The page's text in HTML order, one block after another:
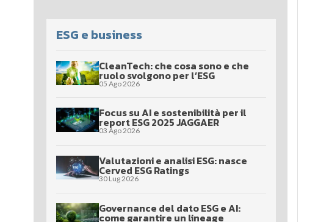
ESG e business
CleanTech: che cosa sono e che
ruolo svolgono per l’ESG
05 Ago 2026
Focus su AI e sostenibilità per il
report ESG 2025 JAGGAER
03 Ago 2026
Valutazioni e analisi ESG: nasce
Cerved ESG Ratings
30 Lug 2026
Governance del dato ESG e AI:
come garantire un lineage